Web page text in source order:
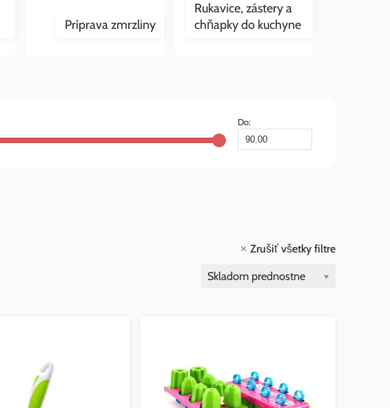
Príprava zmrzliny
Rukavice, zástery a
chňapky do kuchyne
Do:
Zrušiť všetky filtre
Skladom prednostne